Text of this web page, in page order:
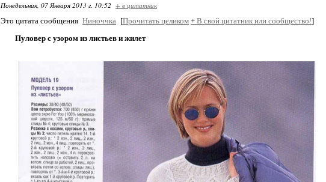
Понедельник, 07 Января 2013 г. 10:52 + в цитатник
Это цитата сообщения Ниноччка [Прочитать целиком + В свой цитатник или сообщество!]
Пуловер с узором из листьев и жилет